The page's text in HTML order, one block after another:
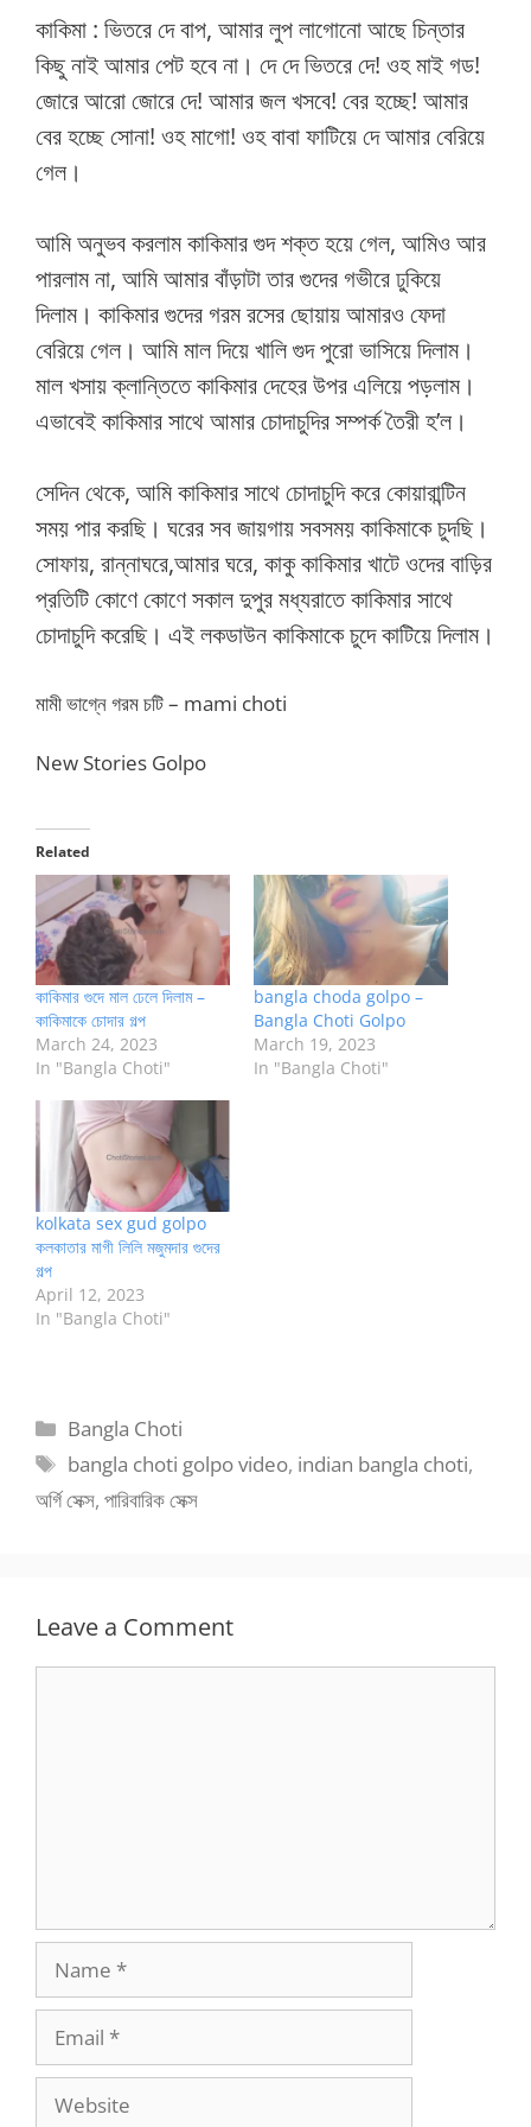
কাকিমা : ভিতরে দে বাপ, আমার লুপ লাগোনো আছে চিন্তার
কিছু নাই আমার পেট হবে না। দে দে ভিতরে দে! ওহ মাই গড!
জোরে আরো জোরে দে! আমার জল খসবে! বের হচ্ছে! আমার
বের হচ্ছে সোনা! ওহ মাগো! ওহ বাবা ফাটিয়ে দে আমার বেরিয়ে
গেল।
আমি অনুভব করলাম কাকিমার গুদ শক্ত হয়ে গেল, আমিও আর
পারলাম না, আমি আমার বাঁড়াটা তার গুদের গভীরে ঢুকিয়ে
দিলাম। কাকিমার গুদের গরম রসের ছোয়ায় আমারও ফেদা
বেরিয়ে গেল। আমি মাল দিয়ে খালি গুদ পুরো ভাসিয়ে দিলাম।
মাল খসায় ক্লান্তিতে কাকিমার দেহের উপর এলিয়ে পড়লাম।
এভাবেই কাকিমার সাথে আমার চোদাচুদির সম্পর্ক তৈরী হ’ল।
সেদিন থেকে, আমি কাকিমার সাথে চোদাচুদি করে কোয়ারান্টিন
সময় পার করছি। ঘরের সব জায়গায় সবসময় কাকিমাকে চুদছি।
সোফায়, রান্নাঘরে,আমার ঘরে, কাকু কাকিমার খাটে ওদের বাড়ির
প্রতিটি কোণে কোণে সকাল দুপুর মধ্যরাতে কাকিমার সাথে
চোদাচুদি করেছি। এই লকডাউন কাকিমাকে চুদে কাটিয়ে দিলাম।
মামী ভাগ্নে গরম চটি – mami choti
New Stories Golpo
Related
কাকিমার গুদে মাল ঢেলে দিলাম –
কাকিমাকে চোদার গল্প
March 24, 2023
In "Bangla Choti"
bangla choda golpo –
Bangla Choti Golpo
March 19, 2023
In "Bangla Choti"
kolkata sex gud golpo
কলকাতার মাগী লিলি মজুমদার গুদের
গল্প
April 12, 2023
In "Bangla Choti"
Categories
Bangla Choti
Tags
bangla choti golpo video, indian bangla choti,
অর্গি সেক্স, পারিবারিক সেক্স
Leave a Comment
Website